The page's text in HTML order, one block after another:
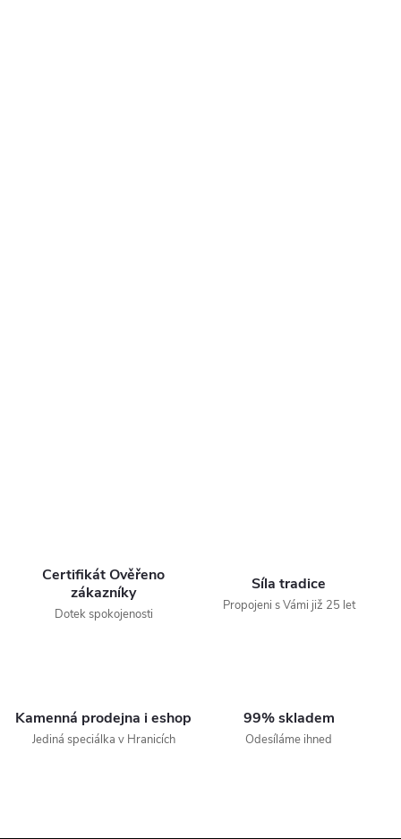
Certifikát Ověřeno
zákazníky
Dotek spokojenosti
Síla tradice
Propojeni s Vámi již 25 let
Kamenná prodejna i eshop
Jediná speciálka v Hranicích
99% skladem
Odesíláme ihned